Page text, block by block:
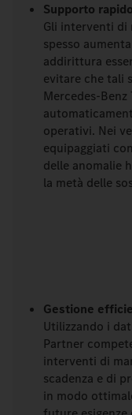
Supporto
Gli interventi di
spesso
addirittura
evitare che tali
Mercedes-
operativi. Nei
equipaggiati
delle anomalie
la metà delle
Gestione
Utilizzando i
Partner
interventi di
scadenza e di
in modo